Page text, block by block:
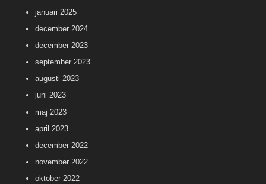
januari 2025
december 2024
december 2023
september 2023
augusti 2023
juni 2023
maj 2023
april 2023
december 2022
november 2022
oktober 2022